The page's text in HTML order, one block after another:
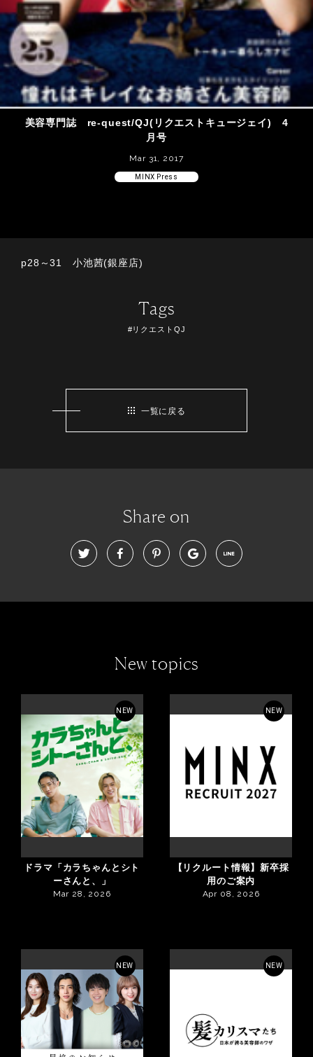
美容専門誌 re-quest/QJ(リクエストキュージェイ) 4
月号
Mar 31, 2017
MINX Press
p28～31 小池茜(銀座店)
Tags
#リクエストQJ
一覧に戻る
Share on
New topics
NEW
ドラマ「カラちゃんとシト
ーさんと、」
Mar 28, 2026
NEW
【リクルート情報】新卒採
用のご案内
Apr 08, 2026
NEW NEW